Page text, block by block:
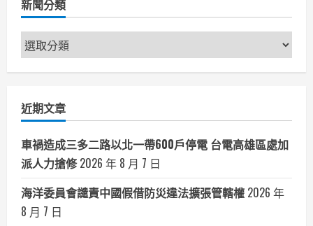
新聞分類
新
聞
近期文章
車禍造成三多二路以北一帶600戶停電 台電高雄區處加
派人力搶修 2026 年 8 月 7 日
海洋委員會譴責中國假借防災違法擴張管轄權 2026 年
8 月 7 日